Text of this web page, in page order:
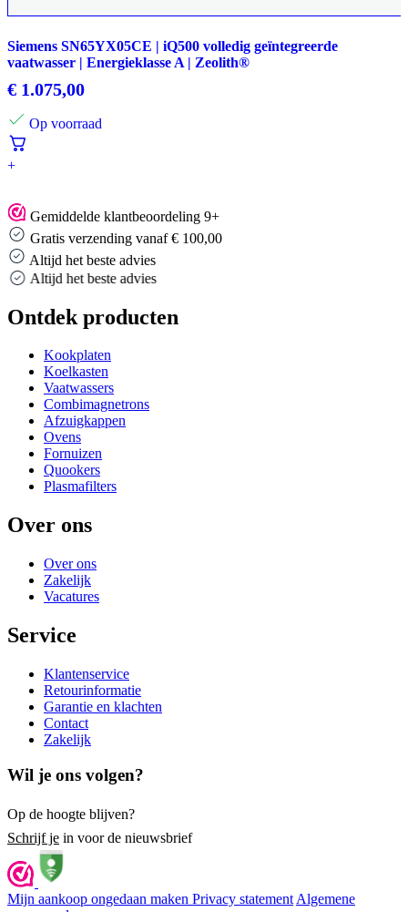
Siemens SN65YX05CE | iQ500 volledig geïntegreerde
vaatwasser | Energieklasse A | Zeolith®
€ 1.075,00
Op voorraad
+
Gemiddelde klantbeoordeling 9+
Gratis verzending vanaf € 100,00
Altijd het beste advies
Altijd het beste advies
Ontdek producten
Kookplaten
Koelkasten
Vaatwassers
Combimagnetrons
Afzuigkappen
Ovens
Fornuizen
Quookers
Plasmafilters
Over ons
Over ons
Zakelijk
Vacatures
Service
Klantenservice
Retourinformatie
Garantie en klachten
Contact
Zakelijk
Wil je ons volgen?
Op de hoogte blijven?
Schrijf je in voor de nieuwsbrief
Mijn aankoop ongedaan maken Privacy statement Algemene